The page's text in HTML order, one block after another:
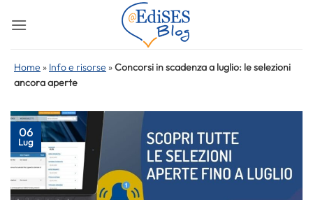
Home » Info e risorse »Concorsi in scadenza a luglio: le selezioni
ancora aperte
06
Lug